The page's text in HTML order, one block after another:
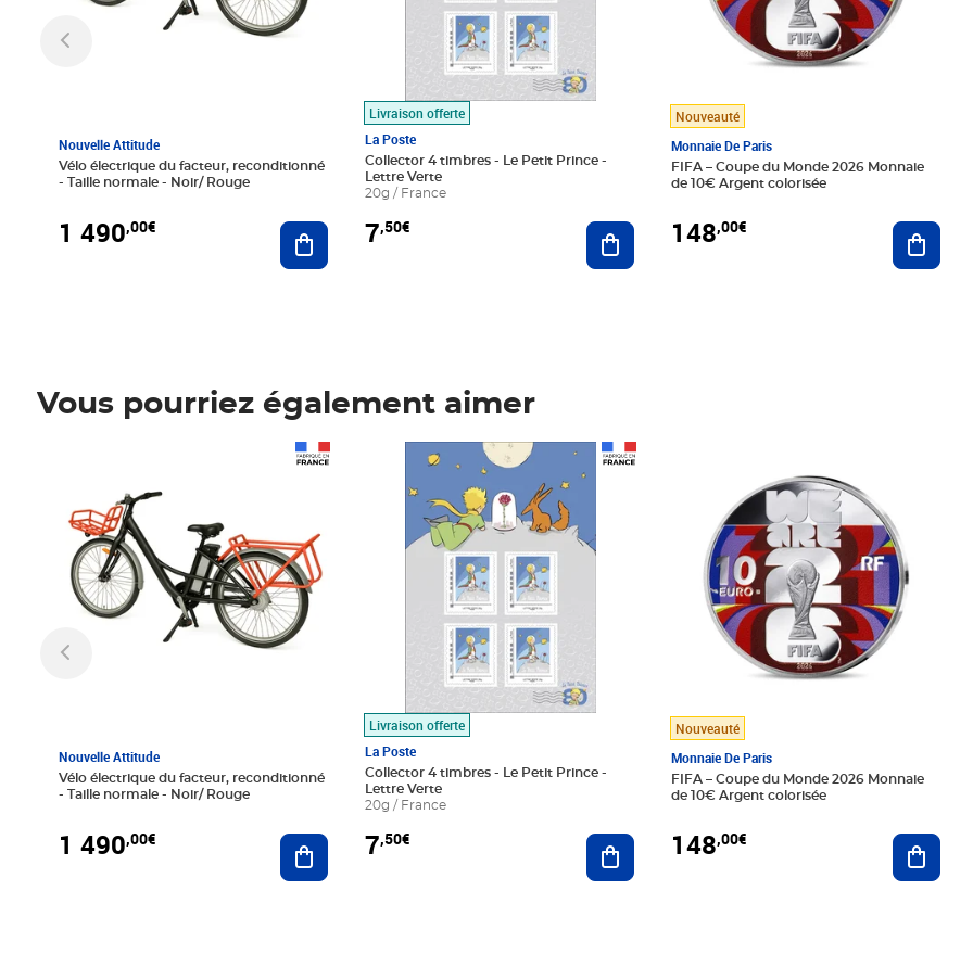
Nouvelle Attitude
Vélo électrique du facteur, reconditionné
- Taille normale - Noir/ Rouge
1 490,00€ Ajouter au panier
Livraison offerte
La Poste
Collector 4 timbres - Le Petit Prince -
Lettre Verte
20g / France
7,50€ Ajouter au panier
Nouveauté
Monnaie De Paris
FIFA – Coupe du Monde 2026 Monnaie
de 10€ Argent colorisée
148,00€
Vous pourriez également aimer
Nouvelle Attitude
Vélo électrique du facteur, reconditionné
- Taille normale - Noir/ Rouge
1 490,00€ Ajouter au panier
Livraison offerte
La Poste
Collector 4 timbres - Le Petit Prince -
Lettre Verte
20g / France
7,50€
Prix 7,50€
Ajouter au panier
Nouveauté
Monnaie De Paris
FIFA – Coupe du Monde 2026 Monnaie
de 10€ Argent colorisée
148,00€